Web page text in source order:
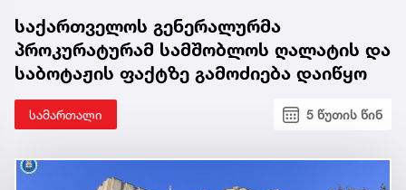
საქართველოს გენერალურმა
პროკურატურამ სამშობლოს ღალატის და
საბოტაჟის ფაქტზე გამოძიება დაიწყო
სამართალი 5 წუთის წინ